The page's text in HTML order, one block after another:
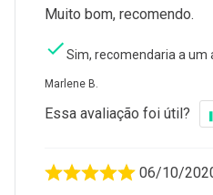
Muito bom, recomendo.
Sim, recomendaria a um
Marlene B.
Essa avaliação foi útil?
06/10/